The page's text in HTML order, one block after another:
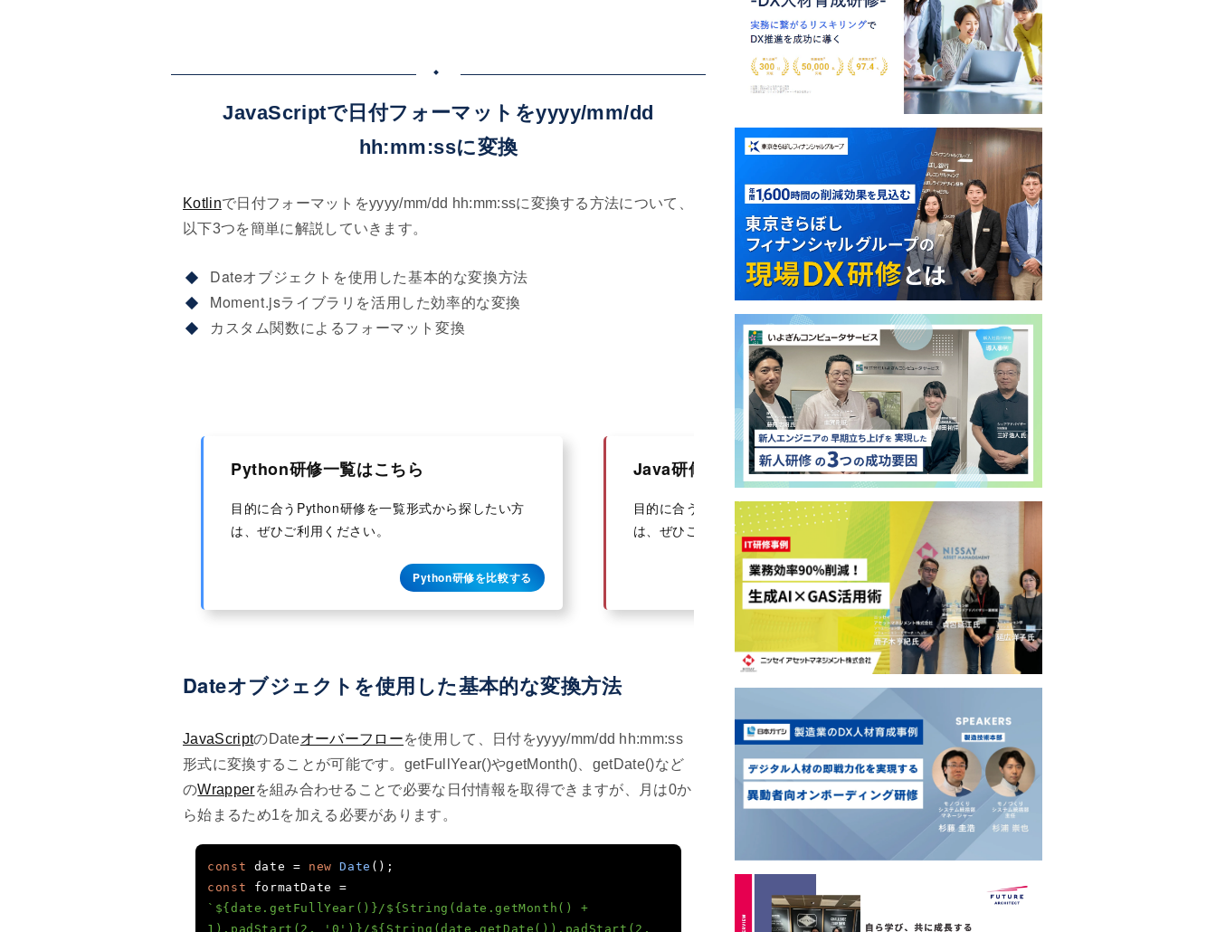
JavaScriptで日付フォーマットをyyyy/mm/dd
hh:mm:ssに変換
Kotlinで日付フォーマットをyyyy/mm/dd hh:mm:ssに変換する方法について、
以下3つを簡単に解説していきます。
Dateオブジェクトを使用した基本的な変換方法
Moment.jsライブラリを活用した効率的な変換
カスタム関数によるフォーマット変換
Python研修一覧はこちら
目的に合うPython研修を一覧形式から探したい方
は、ぜひご利用ください。
Python研修を比較する
Java研修一覧はこちら
目的に合うJava研修を一覧形式から探したい方
は、ぜひご利用ください。
Java研修を比較する
目的に合うPHP研修を一覧形
Dateオブジェクトを使用した基本的な変換方法
JavaScriptのDateオーバーフローを使用して、日付をyyyy/mm/dd hh:mm:ss
形式に変換することが可能です。getFullYear()やgetMonth()、getDate()など
のWrapperを組み合わせることで必要な日付情報を取得できますが、月は0か
ら始まるため1を加える必要があります。
const date = new Date ();
const formatDate =
`${date.getFullYear()}/${String(date.getMonth() +
1).padStart(2, '0')}/${String(date.getDate()).padStart(2,